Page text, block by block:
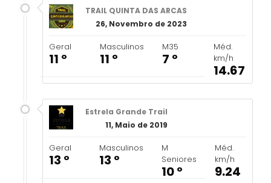
TRAIL QUINTA DAS ARCAS
26, Novembro de 2023
Geral
11 º
Masculinos
11 º
M35
7 º
Méd.
km/h
14.67
Estrela Grande Trail
11, Maio de 2019
Geral
13 º
Masculinos
13 º
M
Seniores
10 º
Méd.
km/h
9.24